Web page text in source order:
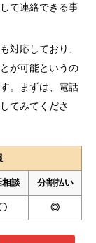
て連絡できる事
対応しており、
が可能というの
。まずは、電話
てみてくださ
相談 分割払い
◎